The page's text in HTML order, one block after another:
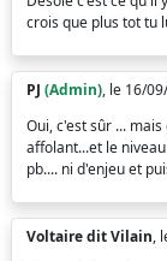
crois que plus tot tu
PJ (Admin), le 16/
Oui, c'est sûr ...
affolant...et le
pb.... ni d'enjeu et
Voltaire dit Vilain,